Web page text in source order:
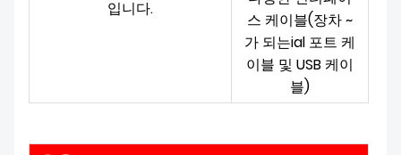
입니다.
스 케이블(장차 ~
가 되는ial 포트 케
이블 및 USB 케이
블)